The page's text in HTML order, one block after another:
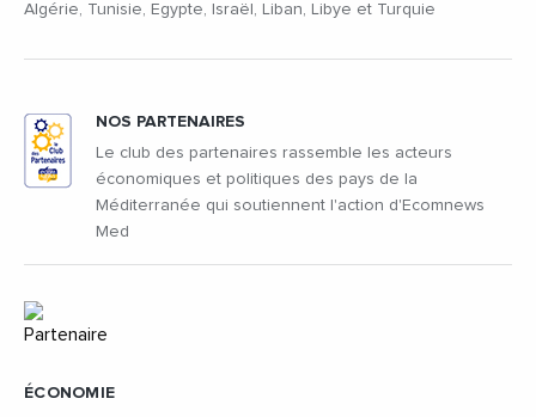
Algérie, Tunisie, Egypte, Israël, Liban, Libye et Turquie
ÉCONOMIE
NOS PARTENAIRES
Le club des partenaires rassemble les acteurs
économiques et politiques des pays de la
Méditerranée qui soutiennent l'action d'Ecomnews
Med